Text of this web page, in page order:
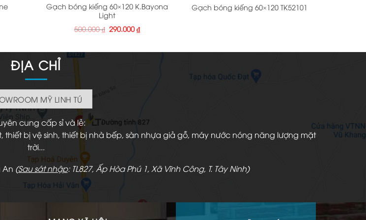
Gạch bóng kiếng 60×120 K.Bayona
Light
500.000₫ Giá
gốc
290.000₫Giá
hiện
Gạch bóng kiếng 60×120 TK52101
ĐỊA CHỈ
MỸ LINH TÚ
cung cấp sỉ và lẻ:
bị vệ sinh, thiết bị nhà bếp, sàn nhựa giả gỗ, máy nước nóng năng lượng mặt
trời...
An (Sau sát nhập: TL827, Ấp Hòa Phú 1, Xã Vĩnh Công, T. Tây Ninh)